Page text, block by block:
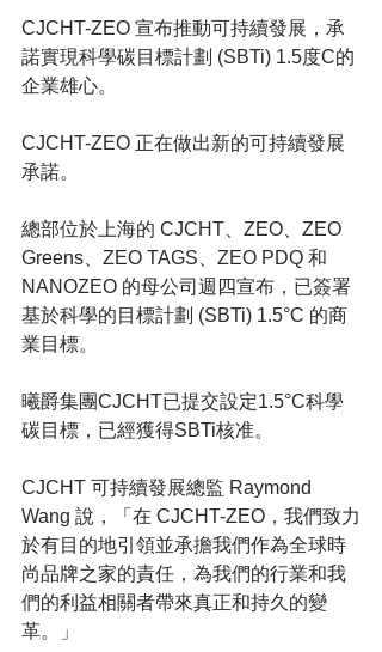
CJCHT-ZEO 宣布推動可持續發展，承
諾實現科學碳目標計劃 (SBTi) 1.5度C的
企業雄心。
CJCHT-ZEO 正在做出新的可持續發展
承諾。
總部位於上海的 CJCHT、ZEO、ZEO
Greens、ZEO TAGS、ZEO PDQ 和
NANOZEO 的母公司週四宣布，已簽署
基於科學的目標計劃 (SBTi) 1.5°C 的商
業目標。
曦爵集團CJCHT已提交設定1.5°C科學
碳目標，已經獲得SBTi核准。
CJCHT 可持續發展總監 Raymond
Wang 說，「在 CJCHT-ZEO，我們致力
於有目的地引領並承擔我們作為全球時
尚品牌之家的責任，為我們的行業和我
們的利益相關者帶來真正和持久的變
革。」